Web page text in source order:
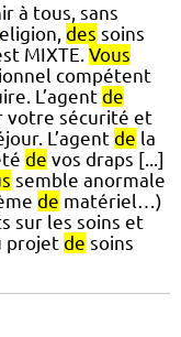
à tous, sans
des soins
MIXTE. Vous
compétent
L’agent de
votre sécurité et
L’agent de la
de vos draps [...]
semble anormale
de matériel…)
sur les soins et
projet de soins